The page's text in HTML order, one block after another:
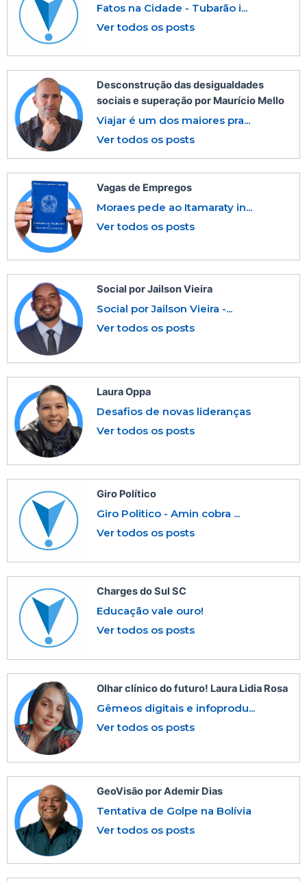
Fatos na Cidade - Tubarão i...
Ver todos os posts
Desconstrução das desigualdades
sociais e superação por Maurício Mello
Viajar é um dos maiores pra...
Ver todos os posts
Vagas de Empregos
Moraes pede ao Itamaraty in...
Ver todos os posts
Social por Jailson Vieira
Social por Jailson Vieira -...
Ver todos os posts
Laura Oppa
Desafios de novas lideranças
Ver todos os posts
Giro Político
Giro Politico - Amin cobra ...
Ver todos os posts
Charges do Sul SC
Educação vale ouro!
Ver todos os posts
Olhar clínico do futuro! Laura Lidia Rosa
Gêmeos digitais e infoprodu...
Ver todos os posts
GeoVisão por Ademir Dias
Tentativa de Golpe na Bolívia
Ver todos os posts